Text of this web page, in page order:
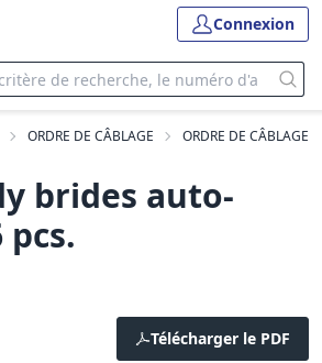
Connexion
ORDRE DE CÂBLAGE ORDRE DE CÂBLAGE
brides auto-
Télécharger le PDF